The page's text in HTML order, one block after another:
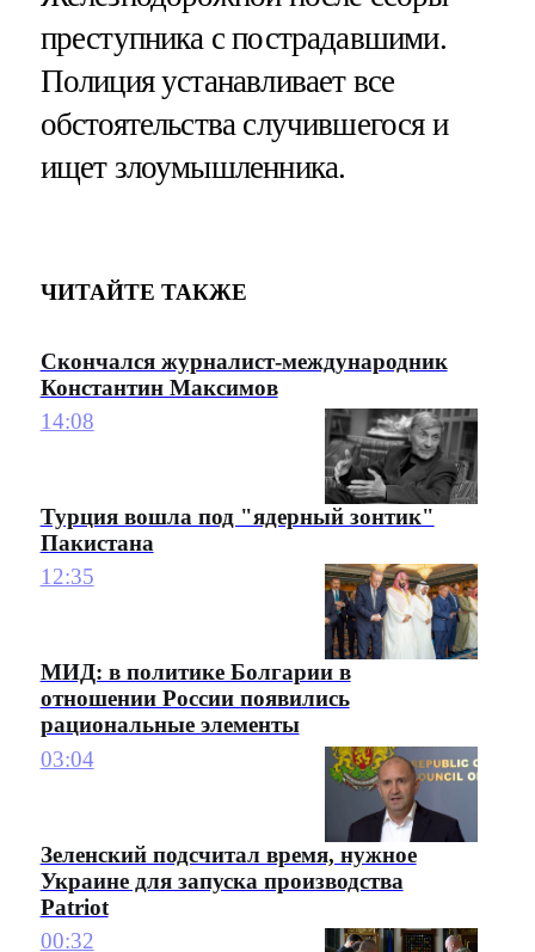
преступника с пострадавшими.
Полиция устанавливает все
обстоятельства случившегося и
ищет злоумышленника.
ЧИТАЙТЕ ТАКЖЕ
Скончался журналист-международник
Константин Максимов
14:08
Турция вошла под "ядерный зонтик"
Пакистана
12:35
МИД: в политике Болгарии в
отношении России появились
рациональные элементы
03:04
Зеленский подсчитал время, нужное
Украине для запуска производства
Patriot
00:32